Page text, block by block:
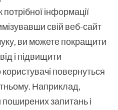
інформації
свій веб-сайт
ви можете покращити
і підвищити
повернуться
Наприклад,
запитань і